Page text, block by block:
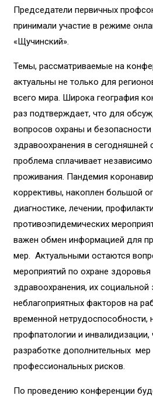
Председатели первичных
принимали участие в режиме
«Щучинский».
Темы, рассматриваемые на
актуальны не только для
всего мира. Широка география
раз подтверждает, что для
вопросов охраны и
здравоохранения в сегодняшней
проблема сплачивает
проживания. Пандемия
коррективы, накоплен большой
диагностике, лечении,
противоэпидемических
важен обмен информацией для
мер. Актуальными остаются
мероприятий по охране здоровья
здравоохранения, их
неблагоприятных факторов на
временной
профпатологии и
разработке дополнительных
профессиональных рисков.
По проведению конференции